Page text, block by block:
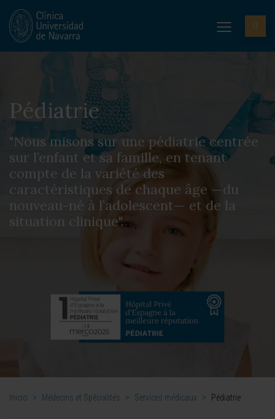
Pédiatrie
"Nous misons sur une pédiatrie centrée
sur l’enfant et sa famille, en tenant
compte de la variété des
caractéristiques de chaque âge —du
nouveau-né à l’adolescent— et de la
situation clinique".
Inicio > Médecins et Spécialités > Services médicaux > Pédiatrie